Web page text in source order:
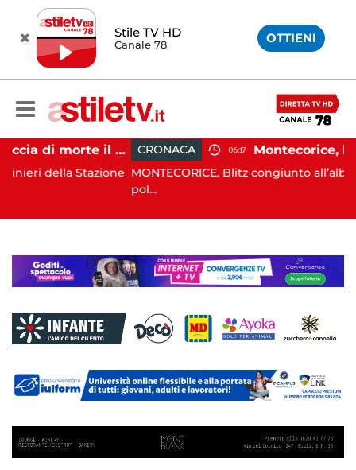
Stile TV HD
Canale 78 OTTIENI
Striano, minaccia di morte il sindaco: 67enne ai domiciliari CRONACA 06:17
MONTECORICE. Blitz congiunto all’alba di oggi da